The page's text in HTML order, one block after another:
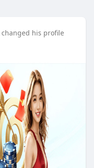
changed his profile